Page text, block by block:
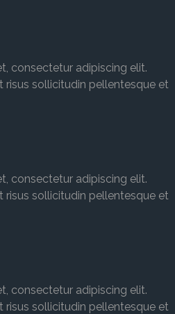
consectetur adipiscing elit.
risus sollicitudin pellentesque et
consectetur adipiscing elit.
risus sollicitudin pellentesque et
consectetur adipiscing elit.
risus sollicitudin pellentesque et